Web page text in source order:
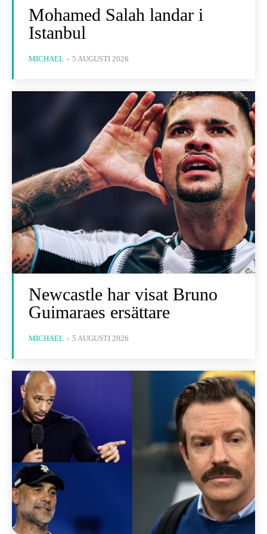
Mohamed Salah landar i
Istanbul
MICHAEL - 5 AUGUSTI 2026
Newcastle har visat Bruno
Guimaraes ersättare
MICHAEL - 5 AUGUSTI 2026